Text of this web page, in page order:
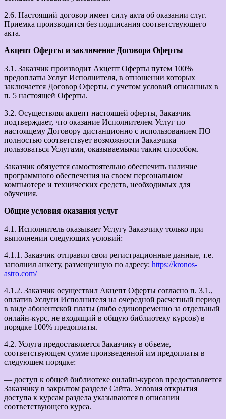
2.6. Настоящий договор имеет силу акта об оказании слуг.
Приемка производится без подписания соответствующего
акта.
Акцепт Оферты и заключение Договора Оферты
3.1. Заказчик производит Акцепт Оферты путем 100%
предоплаты Услуг Исполнителя, в отношении которых
заключается Договор Оферты, с учетом условий описанных в
п. 5 настоящей Оферты.
3.2. Осуществляя акцепт настоящей оферты, Заказчик
подтверждает, что оказание Исполнителем Услуг по
настоящему Договору дистанционно с использованием ПО
полностью соответствует возможности Заказчика
пользоваться Услугами, оказываемыми таким способом.
Заказчик обязуется самостоятельно обеспечить наличие
программного обеспечения на своем персональном
компьютере и технических средств, необходимых для
обучения.
Общие условия оказания услуг
4.1. Исполнитель оказывает Услугу Заказчику только при
выполнении следующих условий:
4.1.1. Заказчик отправил свои регистрационные данные, т.е.
заполнил анкету, размещенную по адресу: https://kronos-
astro.com/
4.1.2. Заказчик осуществил Акцепт Оферты согласно п. 3.1.,
оплатив Услуги Исполнителя на очередной расчетный период
в виде абонентской платы (либо единовременно за отдельный
онлайн-курс, не входящий в общую библиотеку курсов) в
порядке 100% предоплаты.
4.2. Услуга предоставляется Заказчику в объеме,
соответствующем сумме произведенной им предоплаты в
следующем порядке:
— доступ к общей библиотеке онлайн-курсов предоставляется
Заказчику в закрытом разделе Сайта. Условия открытия
доступа к курсам раздела указываются в описании
соответствующего курса.